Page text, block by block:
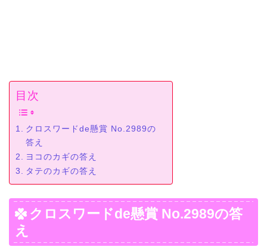
目次
クロスワードde懸賞 No.2989の
答え
ヨコのカギの答え
タテのカギの答え
クロスワードde懸賞 No.2989の答
え